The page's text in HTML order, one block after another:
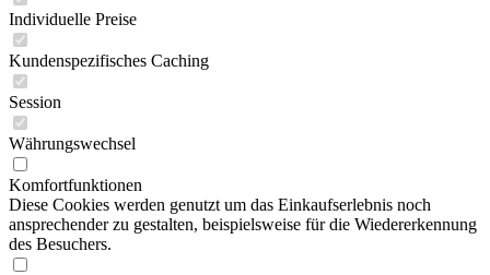
Individuelle Preise
Kundenspezifisches Caching
Session
Währungswechsel
Komfortfunktionen
Diese Cookies werden genutzt um das Einkaufserlebnis noch
ansprechender zu gestalten, beispielsweise für die Wiedererkennung
des Besuchers.